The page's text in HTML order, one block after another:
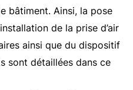
bâtiment. Ainsi, la pose
de la prise d’air
ainsi que du dispositif
sont détaillées dans ce